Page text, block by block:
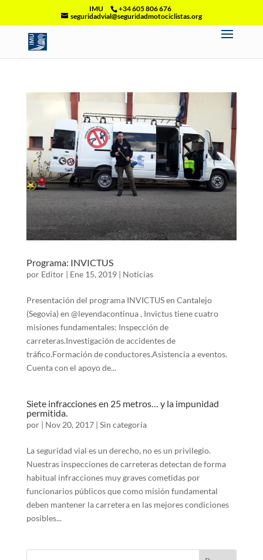
IMU
+34 605 806 676
seguridadvial@seguridadmotociclistas.org
Programa: INVICTUS
por Editor| Ene 15, 2019| Noticias
Presentación del programa INVICTUS en Cantalejo
(Segovia) en @leyendacontinua , Invictus tiene cuatro
misiones fundamentales: Inspección de
carreteras.Investigación de accidentes de
tráfico.Formación de conductores.Asistencia a eventos.
Cuenta con el apoyo de...
Siete infracciones en 25 metros… y la impunidad
permitida.
por | Nov 20, 2017| Sin categoría
La seguridad vial es un derecho, no es un privilegio.
Nuestras inspecciones de carreteras detectan de forma
habitual infracciones muy graves cometidas por
funcionarios públicos que como misión fundamental
deben mantener la carretera en las mejores condiciones
posibles...